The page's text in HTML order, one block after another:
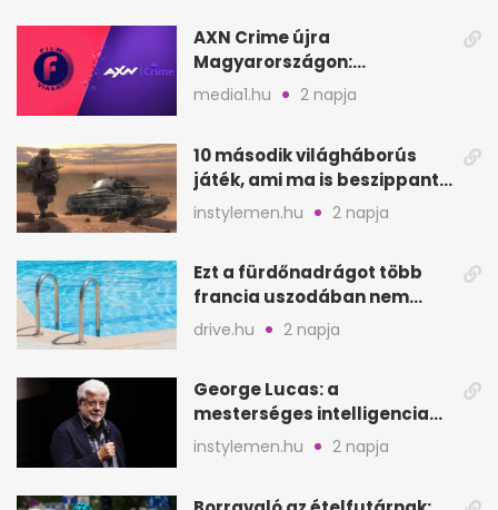
AXN Crime újra
Magyarországon:
szeptembertől a Viasat Film
media1.hu 2 napja
10 második világháborús
játék, ami ma is beszippant
a képernyő elé
instylemen.hu 2 napja
Ezt a fürdőnadrágot több
francia uszodában nem
fogadják el
drive.hu 2 napja
George Lucas: a
mesterséges intelligencia
lehet Hollywood következő
lépése
instylemen.hu 2 napja